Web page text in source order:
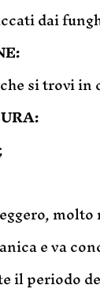
dai
si trovi in
e va
il periodo